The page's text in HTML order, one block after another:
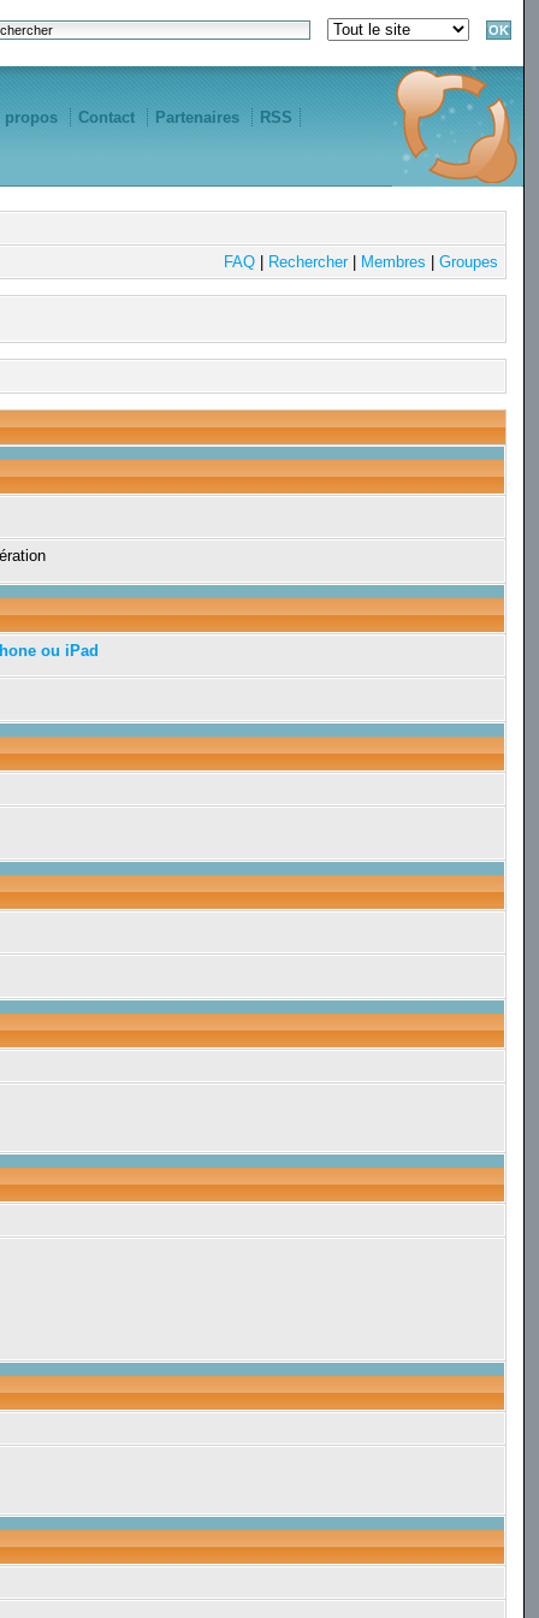
propos Contact Partenaires RSS
FAQ| Rechercher| Membres Groupes
ou iPad